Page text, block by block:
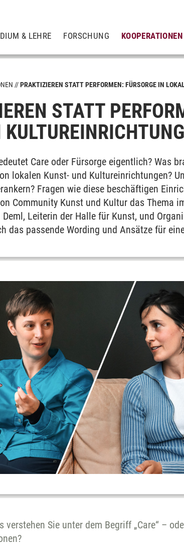
& LEHRE FORSCHUNG KOOPERATIONEN
PRAKTIZIEREN STATT PERFORMEN: FÜRSORGE IN
STATT
Care oder Fürsorge eigentlich? Was
lokalen Kunst- und Kultureinrichtungen?
Fragen wie diese beschäftigen
Community Kunst und Kultur das Thema
Leiterin der Halle für Kunst, und
das passende Wording und Ansätze für
Sie unter dem Begriff „Care“ –